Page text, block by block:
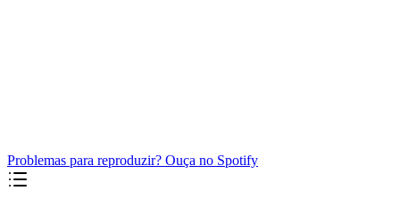
Problemas para reproduzir? Ouça no Spotify